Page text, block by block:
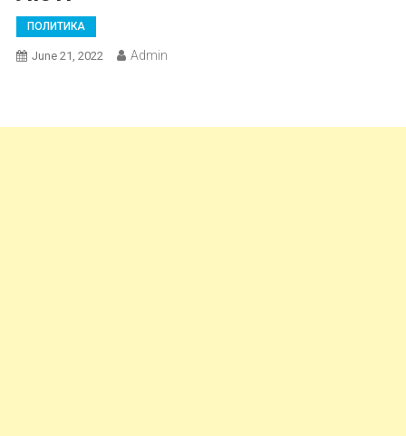
ПОЛИТИКА
June 21, 2022 Admin